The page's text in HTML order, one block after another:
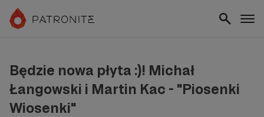
Będzie nowa płyta :)! Michał
Łangowski i Martin Kac - "Piosenki
Wiosenki"